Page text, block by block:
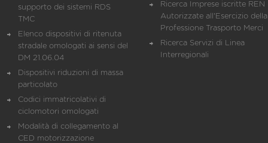
supporto dei sistemi RDS
TMC
Elenco dispositivi di ritenuta
stradale omologati ai sensi del
DM 21.06.04
Dispositivi riduzioni di massa
particolato
Codici immatricolativi di
ciclomotori omologati
Modalità di collegamento al
CED motorizzazione
Ricerca Imprese iscritte REN
Autorizzate all'Esercizio della
Professione Trasporto Merci
Ricerca Servizi di Linea
Interregionali